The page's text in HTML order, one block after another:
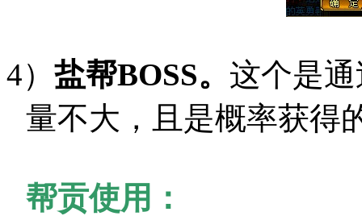
4） 盐帮BOSS。 这个是
量不大，且是概率获得
帮贡使用：